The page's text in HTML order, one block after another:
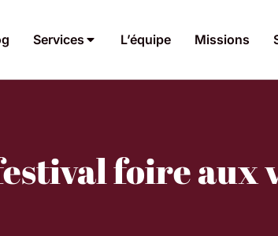
Services L’équipe Missions
foire aux